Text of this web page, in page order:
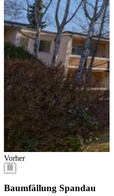
Vorher
Baumfällung Spandau